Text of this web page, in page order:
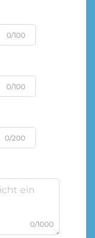
0/100
0/100
0/200
0/1000